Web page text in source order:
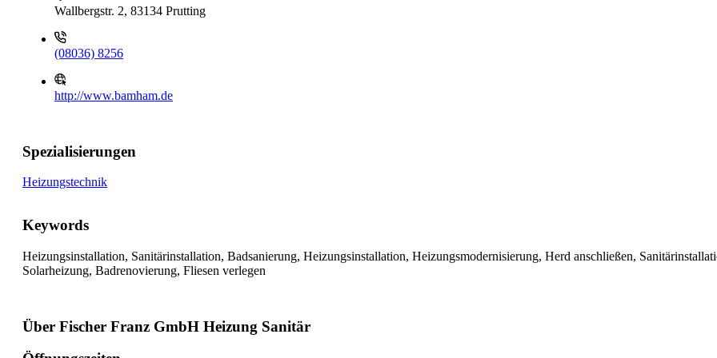
Wallbergstr. 2, 83134 Prutting
(08036) 8256
http://www.bamham.de
Spezialisierungen
Heizungstechnik
Keywords
Heizungsinstallation, Sanitärinstallation, Badsanierung, Heizungsinstallation, Heizungsmodernisierung, Herd anschließen,
Solarheizung, Badrenovierung, Fliesen verlegen
Über Fischer Franz GmbH Heizung Sanitär